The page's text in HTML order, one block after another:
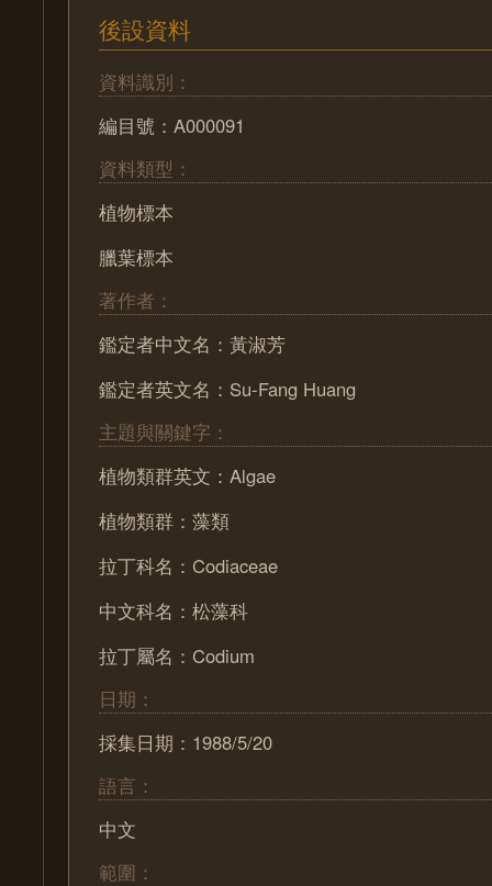
後設資料
資料識別：
編目號：A000091
資料類型：
植物標本
臘葉標本
著作者：
鑑定者中文名：黃淑芳
鑑定者英文名：Su-Fang Huang
主題與關鍵字：
植物類群英文：Algae
植物類群：藻類
拉丁科名：Codiaceae
中文科名：松藻科
拉丁屬名：Codium
日期：
採集日期：1988/5/20
語言：
中文
範圍：